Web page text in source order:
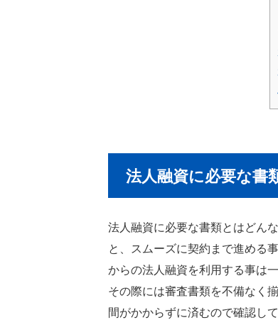
法人融資に必要な書
法人融資に必要な書類とはどん
と、スムーズに契約まで進める
からの法人融資を利用する事は一
その際には審査書類を不備なく
間がかからずに済むので確認して